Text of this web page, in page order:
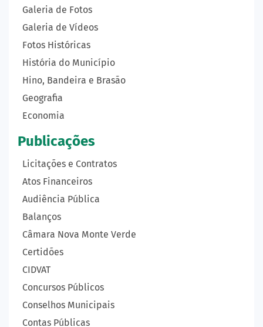
Galeria de Fotos
Galeria de Vídeos
Fotos Históricas
História do Município
Hino, Bandeira e Brasão
Geografia
Economia
Publicações
Licitações e Contratos
Atos Financeiros
Audiência Pública
Balanços
Câmara Nova Monte Verde
Certidões
CIDVAT
Concursos Públicos
Conselhos Municipais
Contas Públicas